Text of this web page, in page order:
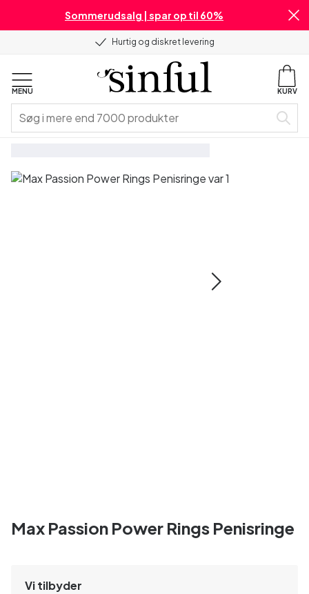
Sommerudsalg | spar op til 60%
Hurtig og diskret levering
MENU KURV
Max Passion Power Rings Penisringe
Vi tilbyder